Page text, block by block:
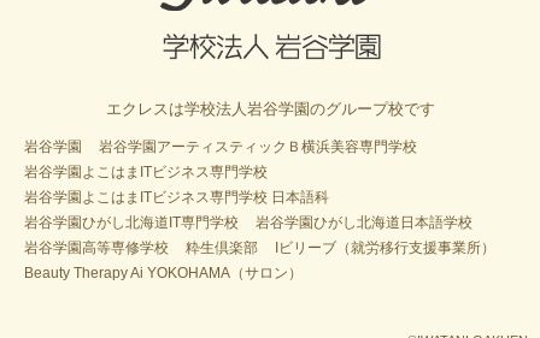
エクレスは学校法人岩谷学園のグループ校です
岩谷学園
岩谷学園アーティスティックＢ横浜美容専門学校
岩谷学園よこはまITビジネス専門学校
岩谷学園よこはまITビジネス専門学校 日本語科
岩谷学園ひがし北海道IT専門学校
岩谷学園ひがし北海道日本語学校
岩谷学園高等専修学校
粋生倶楽部
Iビリーブ（就労移行支援事業所）
Beauty Therapy Ai YOKOHAMA（サロン）